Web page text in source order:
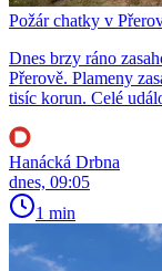
Požár chatky v
Dnes brzy ráno
Přerově. Plameny
tisíc korun. Celé
Hanácká Drbna
dnes, 09:05
1 min